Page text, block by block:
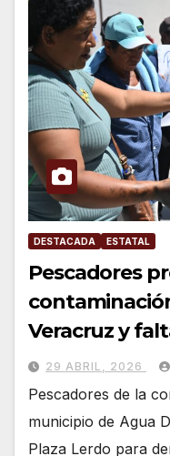
DESTACADA ESTATAL
Pescadores
Veracruz y
29 ABRIL, 2026
Pescadores de la
municipio de Agua
Plaza Lerdo para